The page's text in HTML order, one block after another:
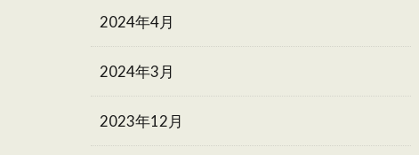
2024年4月
2024年3月
2023年12月